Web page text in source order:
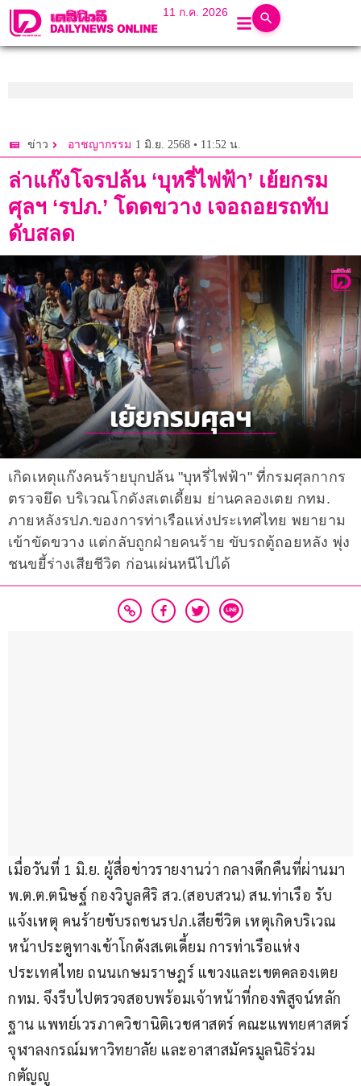
11 ก.ค. 2026
ข่าว อาชญากรรม 1 มิ.ย. 2568 • 11:52 น.
ล่าแก๊งโจรปล้น ‘บุหรี่ไฟฟ้า’ เย้ยกรม
ศุลฯ ‘รปภ.’ โดดขวาง เจอถอยรถทับ
ดับสลด
เกิดเหตุแก๊งคนร้ายบุกปล้น "บุหรี่ไฟฟ้า" ที่กรมศุลกากร
ตรวจยึด บริเวณโกดังสเตเดี้ยม ย่านคลองเตย กทม.
ภายหลังรปภ.ของการท่าเรือแห่งประเทศไทย พยายาม
เข้าขัดขวาง แต่กลับถูกฝ่ายคนร้าย ขับรถตู้ถอยหลัง พุ่ง
ชนขยี้ร่างเสียชีวิต ก่อนเผ่นหนีไปได้
เมื่อวันที่ 1 มิ.ย. ผู้สื่อข่าวรายงานว่า กลางดึกคืนที่ผ่านมา
พ.ต.ต.ตนิษฐ์ กองวิบูลศิริ สว.(สอบสวน) สน.ท่าเรือ รับ
แจ้งเหตุ คนร้ายขับรถชนรปภ.เสียชีวิต เหตุเกิดบริเวณ
หน้าประตูทางเข้าโกดังสเตเดี้ยม การท่าเรือแห่ง
ประเทศไทย ถนนเกษมราษฎร์ แขวงและเขตคลองเตย
กทม. จึงรีบไปตรวจสอบพร้อมเจ้าหน้าที่กองพิสูจน์หลัก
ฐาน แพทย์เวรภาควิชานิติเวชศาสตร์ คณะแพทยศาสตร์
จุฬาลงกรณ์มหาวิทยาลัย และอาสาสมัครมูลนิธิร่วม
กตัญญู